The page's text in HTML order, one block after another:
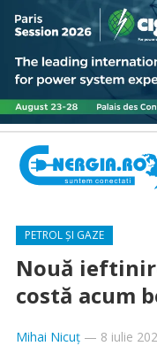
PETROL ȘI GAZE
Nouă
costă acum
Mihai Nicuț— 8 iulie